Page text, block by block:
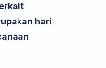
hari